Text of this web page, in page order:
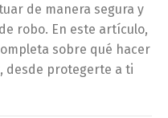
de manera segura y
robo. En este artículo,
sobre qué hacer
desde protegerte a ti